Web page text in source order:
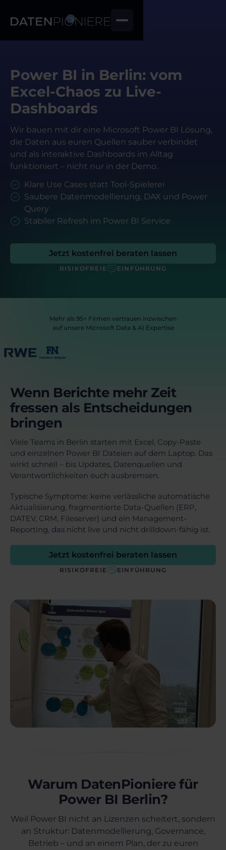
Power BI in Berlin: vom
Excel-Chaos zu Live-
Dashboards
Wir bauen mit dir eine Microsoft Power BI Lösung,
die Daten aus euren Quellen sauber verbindet
und als interaktive Dashboards im Alltag
funktioniert – nicht nur in der Demo.
Klare Use Cases statt Tool-Spielerei
Saubere Datenmodellierung, DAX und Power
Query
Stabiler Refresh im Power BI Service
Jetzt kostenfrei beraten lassen
RISIKOFREIE EINFÜHRUNG
Mehr als 95+ Firmen vertrauen inzwischen
auf unsere Microsoft Data & AI Expertise
Wenn Berichte mehr Zeit
fressen als Entscheidungen
bringen
Viele Teams in Berlin starten mit Excel, Copy-Paste
und einzelnen Power BI Dateien auf dem Laptop. Das
wirkt schnell – bis Updates, Datenquellen und
Verantwortlichkeiten euch ausbremsen.
Typische Symptome: keine verlässliche automatische
Aktualisierung, fragmentierte Data-Quellen (ERP,
DATEV, CRM, Fileserver) und ein Management-
Reporting, das nicht live und nicht drilldown-fähig ist.
Jetzt kostenfrei beraten lassen
RISIKOFREIE EINFÜHRUNG
Warum DatenPioniere für
Power BI Berlin?
Weil Power BI nicht an Lizenzen scheitert, sondern
an Struktur: Datenmodellierung, Governance,
Betrieb – und an einem Plan, der zu euren